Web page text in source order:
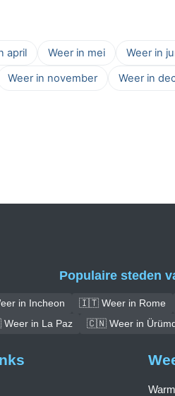
april Weer in mei Weer in
Weer in november Weer in
Populaire steden
in Incheon 🇮🇹 Weer in Rome
in La Paz 🇨🇳 Weer in